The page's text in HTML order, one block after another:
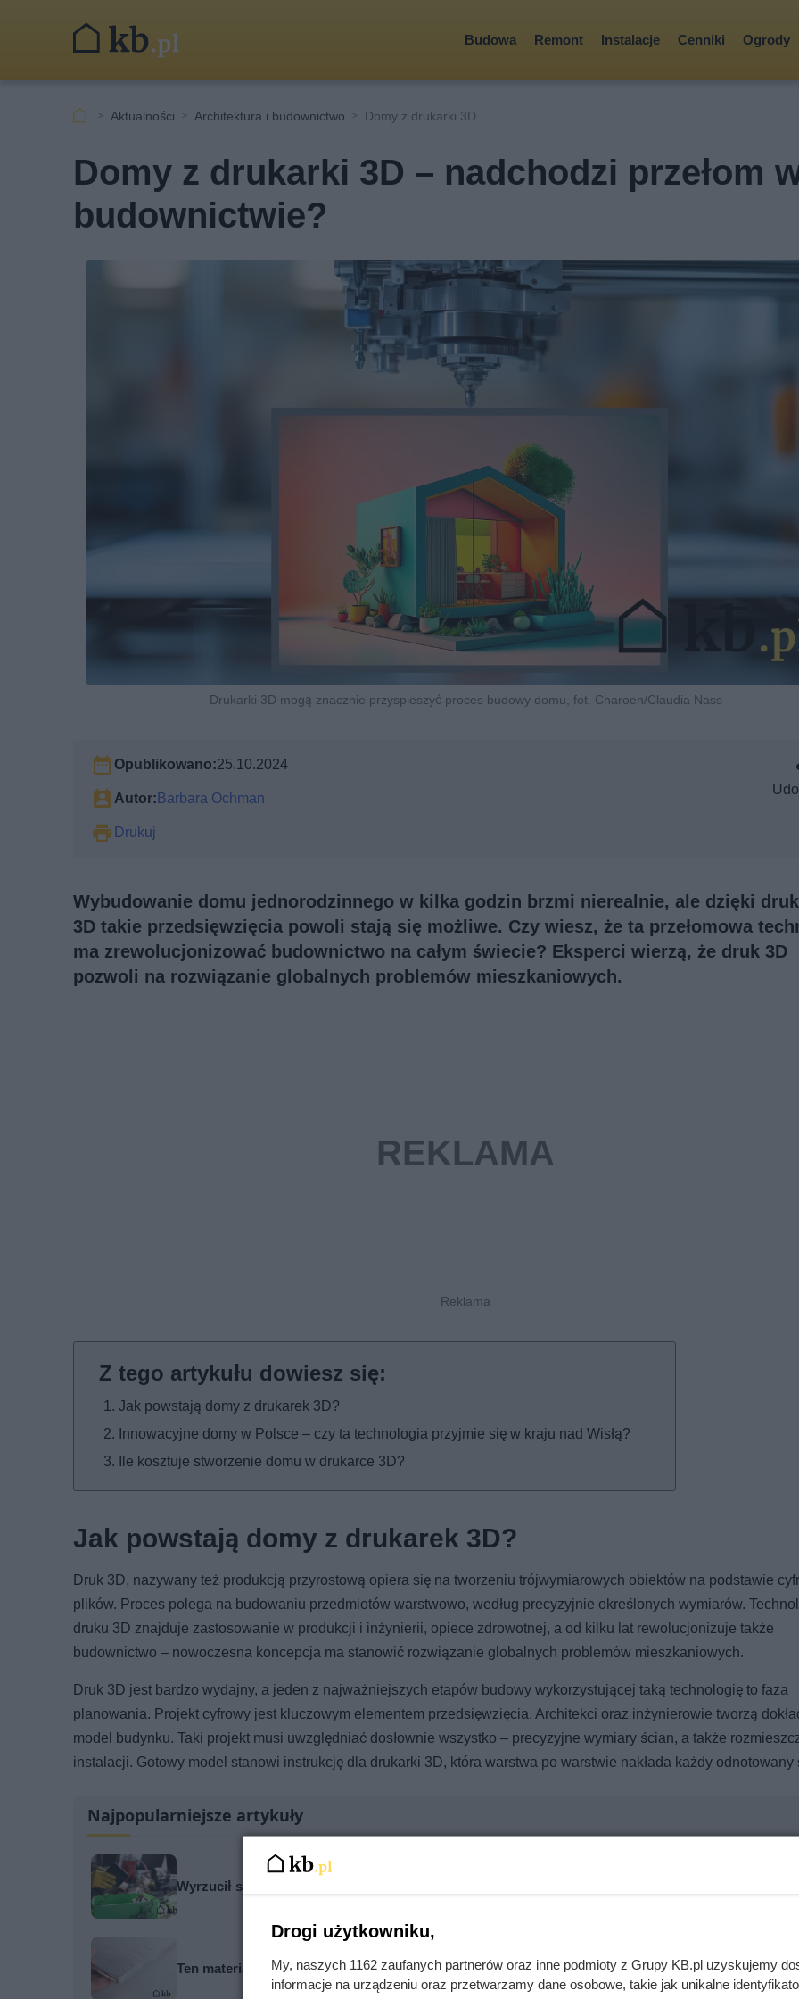
Budowa Remont Instalacje Cenniki Ogrody
Aktualności Architektura i budownictwo Domy z drukarki 3D
Domy z drukarki 3D – nadchodzi przełom
budownictwie?
Drukarki 3D mogą znacznie przyspieszyć proces budowy domu, fot. Charoen/Claudia Nass
Opublikowano:25.10.2024
Autor:Barbara Ochman
Drukuj
Wybudowanie domu jednorodzinnego w kilka godzin brzmi nierealnie, ale dzięki
3D takie przedsięwzięcia powoli stają się możliwe. Czy wiesz, że ta przełomowa
ma zrewolucjonizować budownictwo na całym świecie? Eksperci wierzą, że druk 3D
pozwoli na rozwiązanie globalnych problemów mieszkaniowych.
Jak powstają domy z drukarek 3D?
Innowacyjne domy w Polsce – czy ta technologia przyjmie się w kraju nad Wisłą?
Ile kosztuje stworzenie domu w drukarce 3D?
Jak powstają domy z drukarek 3D?
Druk 3D, nazywany też produkcją przyrostową opiera się na tworzeniu trójwymiarowych obiektów na podstawie
plików. Proces polega na budowaniu przedmiotów warstwowo, według precyzyjnie określonych wymiarów.
druku 3D znajduje zastosowanie w produkcji i inżynierii, opiece zdrowotnej, a od kilku lat rewolucjonizuje także
budownictwo – nowoczesna koncepcja ma stanowić rozwiązanie globalnych problemów mieszkaniowych.
Druk 3D jest bardzo wydajny, a jeden z najważniejszych etapów budowy wykorzystującej taką technologię to faza
planowania. Projekt cyfrowy jest kluczowym elementem przedsięwzięcia. Architekci oraz inżynierowie tworzą
model budynku. Taki projekt musi uwzględniać dosłownie wszystko – precyzyjne wymiary ścian, a także
instalacji. Gotowy model stanowi instrukcję dla drukarki 3D, która warstwa po warstwie nakłada każdy odnotowany
Najpopularniejsze artykuły
Wyrzucił stary komputer. Sąsiad pokazał mu, jak na tym złomie zarobić nawet 500 zł
Ten materiał bije styropian na głowę. Wystarczy 2 cm zamiast 17 cm
Drogi użytkowniku,
My, naszych 1162 zaufanych partnerów oraz inne podmioty z Grupy KB.pl uzyskujemy
informacje na urządzeniu oraz przetwarzamy dane osobowe, takie jak unikalne